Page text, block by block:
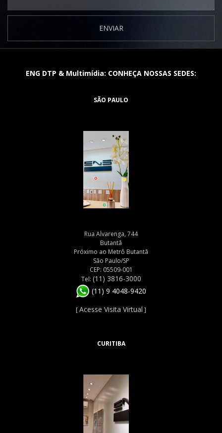
ENVIAR
ENG DTP & Multimídia: CONHEÇA NOSSAS SEDES:
SÃO PAULO
Rua Alvarenga, 744
Butantã
Próximo ao Metrô Butantã
São Paulo/SP
CEP: 05509-001
Tel: (11) 3816-3000
(11) 9 4048-9420
[Acesse Visita Virtual ]
CURITIBA